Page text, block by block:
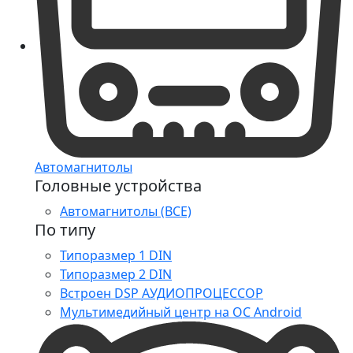
Автомагнитолы
Головные устройства
Автомагнитолы (ВСЕ)
По типу
Типоразмер 1 DIN
Типоразмер 2 DIN
Встроен DSP АУДИОПРОЦЕССОР
Мультимедийный центр на ОС Android